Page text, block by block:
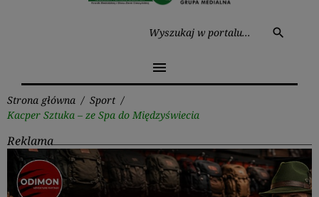
search
menu
Strona główna / Sport /
Kacper Sztuka – ze Spa do Międzyświecia
Reklama